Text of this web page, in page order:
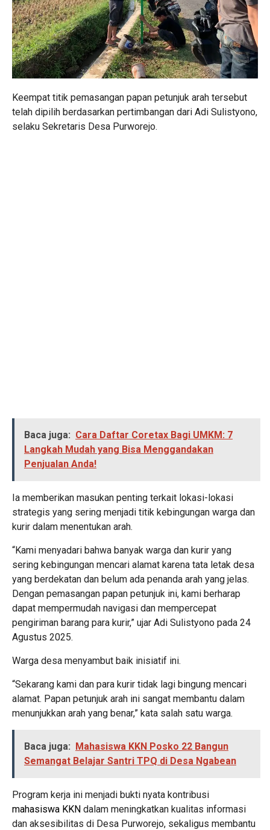
Keempat titik pemasangan papan petunjuk arah tersebut
telah dipilih berdasarkan pertimbangan dari Adi Sulistyono,
selaku Sekretaris Desa Purworejo.
Baca juga: Cara Daftar Coretax Bagi UMKM: 7
Langkah Mudah yang Bisa Menggandakan
Penjualan Anda!
Ia memberikan masukan penting terkait lokasi-lokasi
strategis yang sering menjadi titik kebingungan warga dan
kurir dalam menentukan arah.
“Kami menyadari bahwa banyak warga dan kurir yang
sering kebingungan mencari alamat karena tata letak desa
yang berdekatan dan belum ada penanda arah yang jelas.
Dengan pemasangan papan petunjuk ini, kami berharap
dapat mempermudah navigasi dan mempercepat
pengiriman barang para kurir,” ujar Adi Sulistyono pada 24
Agustus 2025.
Warga desa menyambut baik inisiatif ini.
“Sekarang kami dan para kurir tidak lagi bingung mencari
alamat. Papan petunjuk arah ini sangat membantu dalam
menunjukkan arah yang benar,” kata salah satu warga.
Baca juga: Mahasiswa KKN Posko 22 Bangun
Semangat Belajar Santri TPQ di Desa Ngabean
Program kerja ini menjadi bukti nyata kontribusi
mahasiswa KKN dalam meningkatkan kualitas informasi
dan aksesibilitas di Desa Purworejo, sekaligus membantu